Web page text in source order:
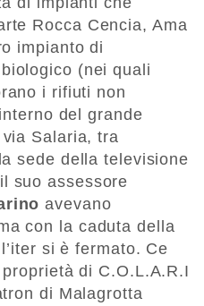
Rocca Cencia, Ama
impianto di
(nei quali
i rifiuti non
del grande
Salaria, tra
sede della televisione
suo assessore
avevano
con la caduta della
si è fermato. Ce
di C.O.L.A.R.I
di Malagrotta